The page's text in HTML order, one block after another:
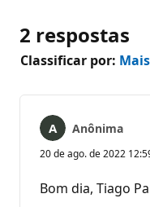
2 respostas
Classificar por:
Anônima
20 de ago. de 2022
Bom dia, Tiago